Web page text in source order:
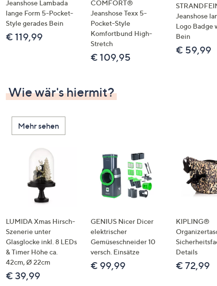
Jeanshose Lambada
lange Form 5-Pocket-
Style gerades Bein
€ 119,99
COMFORT®
Jeanshose Texx 5-
Pocket-Style
Komfortbund High-
Stretch
€ 109,95
Jeanshose
Logo Badge
Bein
€ 59,99
Wie wär's hiermit?
Mehr sehen
LUMIDA Xmas Hirsch-
Szenerie unter
Glasglocke inkl. 8 LEDs
& Timer Höhe ca.
42cm, Ø 22cm
€ 39,99
GENIUS Nicer Dicer
elektrischer
Gemüseschneider 10
versch. Einsätze
€ 99,99
KIPLING®
Details
€ 72,99